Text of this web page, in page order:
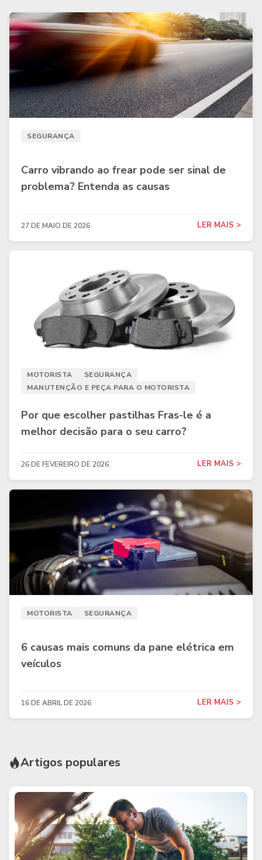
SEGURANÇA
Carro vibrando ao frear pode ser sinal de
problema? Entenda as causas
27 DE MAIO DE 2026 LER MAIS >
MOTORISTA
SEGURANÇA
MANUTENÇÃO E PEÇA PARA O MOTORISTA
Por que escolher pastilhas Fras-le é a
melhor decisão para o seu carro?
26 DE FEVEREIRO DE 2026 LER MAIS >
MOTORISTA SEGURANÇA
6 causas mais comuns da pane elétrica em
veículos
16 DE ABRIL DE 2026 LER MAIS >
Artigos populares